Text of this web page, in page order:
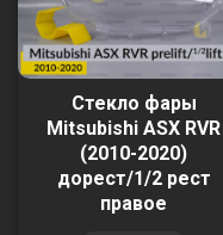
Стекло фары
Mitsubishi ASX RVR
(2010-2020)
дорест/1/2 рест
правое